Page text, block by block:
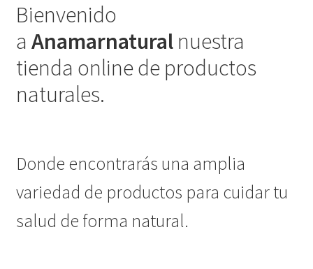
Bienvenido
a Anamarnaturalnuestra
tienda online de productos
naturales.
Donde encontrarás una amplia
variedad de productos para cuidar tu
salud de forma natural.